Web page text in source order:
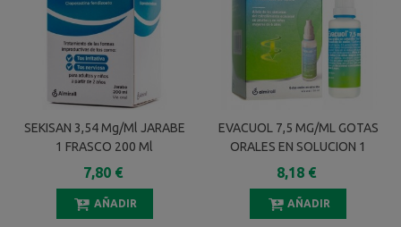
SEKISAN 3,54 Mg/ml JARABE
1 FRASCO 200 Ml
7,80 €
AÑADIR
EVACUOL 7,5 MG/ML GOTAS
ORALES EN SOLUCION 1
FRASCO 30 ML
8,18 €
AÑADIR